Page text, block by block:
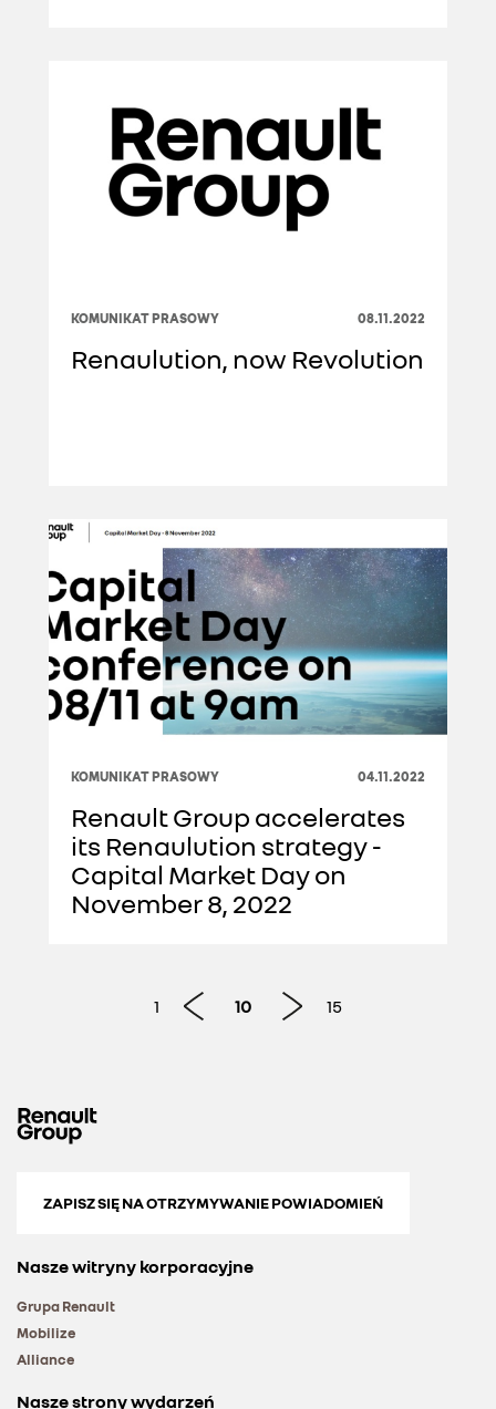
KOMUNIKAT PRASOWY 08.11.2022
Renaulution, now Revolution
KOMUNIKAT PRASOWY 04.11.2022
Renault Group accelerates
its Renaulution strategy -
Capital Market Day on
November 8, 2022
1 10 15
ZAPISZ SIĘ NA OTRZYMYWANIE POWIADOMIEŃ
Nasze witryny korporacyjne
Grupa Renault
Mobilize
Alliance
Nasze strony wydarzeń